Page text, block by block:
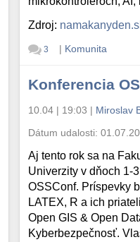
Zdroj:
3 | Komunita
Konferencia
10.04 | 19:03 | Miroslav
Dátum udalosti:
Aj tento rok sa na
Univerzity v dňoch 1-
OSSConf. Príspevky
LATEX, R a ich
Open GIS & Open
Kyberbezpečnosť.